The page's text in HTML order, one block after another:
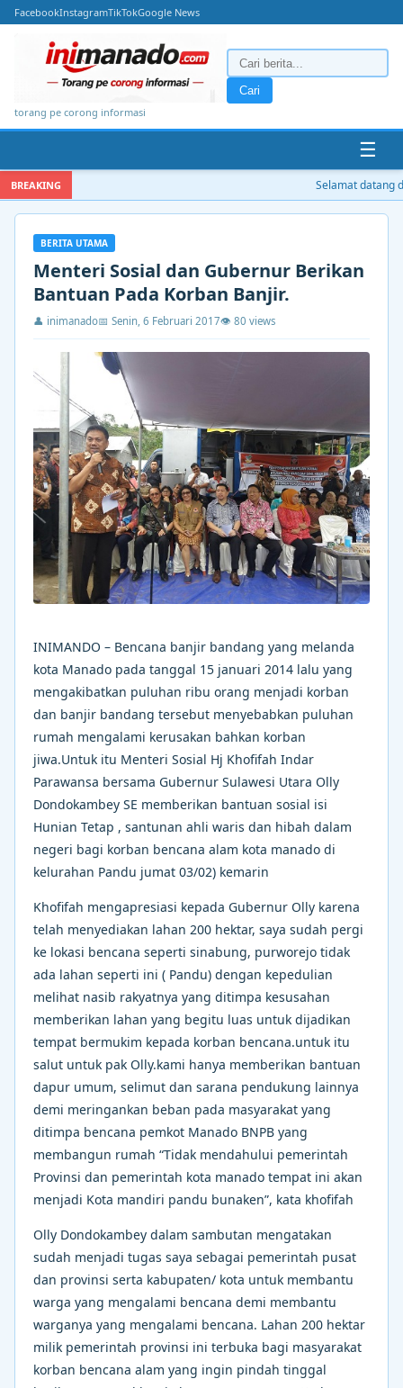
FacebookInstagramTikTokGoogle News
torang pe corong informasi
Cari
☰
BREAKING Selamat datang
BERITA UTAMA
Menteri Sosial dan Gubernur Berikan
Bantuan Pada Korban Banjir.
👤 inimanado📅 Senin, 6 Februari 2017👁 80 views
INIMANDO – Bencana banjir bandang yang melanda
kota Manado pada tanggal 15 januari 2014 lalu yang
mengakibatkan puluhan ribu orang menjadi korban
dan banjir bandang tersebut menyebabkan puluhan
rumah mengalami kerusakan bahkan korban
jiwa.Untuk itu Menteri Sosial Hj Khofifah Indar
Parawansa bersama Gubernur Sulawesi Utara Olly
Dondokambey SE memberikan bantuan sosial isi
Hunian Tetap , santunan ahli waris dan hibah dalam
negeri bagi korban bencana alam kota manado di
kelurahan Pandu jumat 03/02) kemarin
Khofifah mengapresiasi kepada Gubernur Olly karena
telah menyediakan lahan 200 hektar, saya sudah pergi
ke lokasi bencana seperti sinabung, purworejo tidak
ada lahan seperti ini ( Pandu) dengan kepedulian
melihat nasib rakyatnya yang ditimpa kesusahan
memberikan lahan yang begitu luas untuk dijadikan
tempat bermukim kepada korban bencana.untuk itu
salut untuk pak Olly.kami hanya memberikan bantuan
dapur umum, selimut dan sarana pendukung lainnya
demi meringankan beban pada masyarakat yang
ditimpa bencana pemkot Manado BNPB yang
membangun rumah “Tidak mendahului pemerintah
Provinsi dan pemerintah kota manado tempat ini akan
menjadi Kota mandiri pandu bunaken”, kata khofifah
Olly Dondokambey dalam sambutan mengatakan
sudah menjadi tugas saya sebagai pemerintah pusat
dan provinsi serta kabupaten/ kota untuk membantu
warga yang mengalami bencana demi membantu
warganya yang mengalami bencana. Lahan 200 hektar
milik pemerintah provinsi ini terbuka bagi masyarakat
korban bencana alam yang ingin pindah tinggal